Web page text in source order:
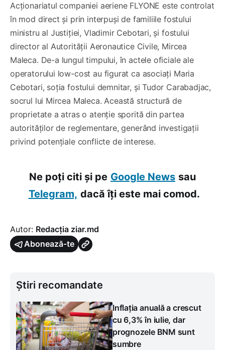
Acționariatul companiei aeriene FLYONE este controlat
în mod direct și prin interpuși de familiile fostului
ministru al Justiției, Vladimir Cebotari, și fostului
director al Autorității Aeronautice Civile, Mircea
Maleca. De-a lungul timpului, în actele oficiale ale
operatorului low-cost au figurat ca asociați Maria
Cebotari, soția fostului demnitar, și Tudor Carabadjac,
socrul lui Mircea Maleca. Această structură de
proprietate a atras o atenție sporită din partea
autorităților de reglementare, generând investigații
privind potențiale conflicte de interese.
Ne poți citi și pe Google News sau
Telegram, dacă îți este mai comod.
Autor: Redacția ziar.md
Abonează-te
Știri recomandate
Inflația anuală a crescut
cu 6,3% în iulie, dar
prognozele BNM sunt
sumbre